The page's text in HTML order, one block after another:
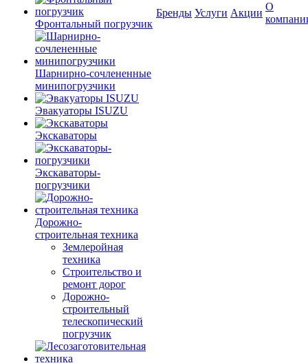
Фронтальный погрузчик
Шарнирно-сочлененные
минипогрузчики
Эвакуаторы ISUZU
Экскаваторы
Экскаваторы-
погрузчики
Дорожно-
строительная техника
Землеройная
техника
Строительство и
ремонт дорог
Дорожно-
строительный
телескопический
погрузчик
Бренды Услуги Акции
О